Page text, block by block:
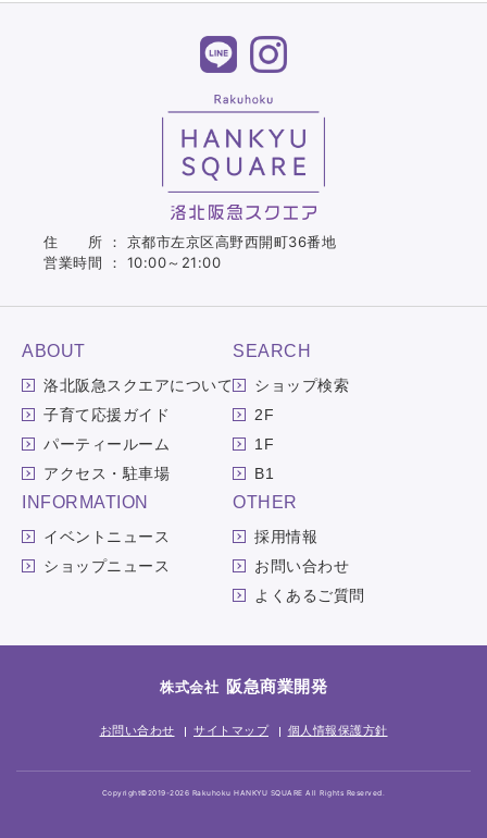
住 所 ： 京都市左京区高野西開町36番地
営業時間 ： 10:00～21:00
ABOUT
洛北阪急スクエアについて
子育て応援ガイド
パーティールーム
アクセス・駐車場
SEARCH
ショップ検索
2F
1F
B1
INFORMATION
イベントニュース
ショップニュース
OTHER
採用情報
お問い合わせ
よくあるご質問
株式会社 阪急商業開発
お問い合わせ サイトマップ 個人情報保護方針
Copyright©2019-2026 Rakuhoku HANKYU SQUARE All Rights Reserved.